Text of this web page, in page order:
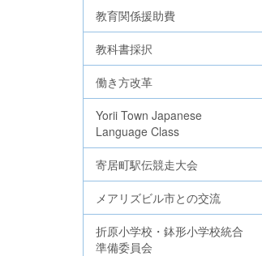
教育関係援助費
教科書採択
働き方改革
Yorii Town Japanese
Language Class
寄居町駅伝競走大会
メアリズビル市との交流
折原小学校・鉢形小学校統合
準備委員会